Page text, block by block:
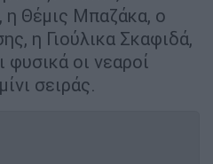
Θέμις Μπαζάκα, ο
η Γιούλικα Σκαφιδά,
φυσικά οι νεαροί
σειράς.